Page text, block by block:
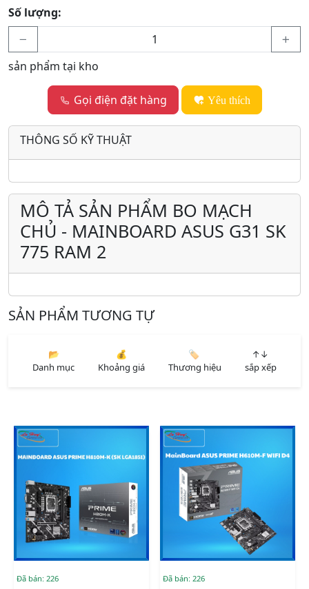
Số lượng:
sản phẩm tại kho
Gọi điện đặt hàng Yêu thích
THÔNG SỐ KỸ THUẬT
MÔ TẢ SẢN PHẨM BO MẠCH
CHỦ - MAINBOARD ASUS G31 SK
775 RAM 2
SẢN PHẨM TƯƠNG TỰ
📂
Danh mục
💰
Khoảng giá
🏷️
Thương hiệu
↑↓
sắp xếp
Đã bán: 226 Đã bán: 226